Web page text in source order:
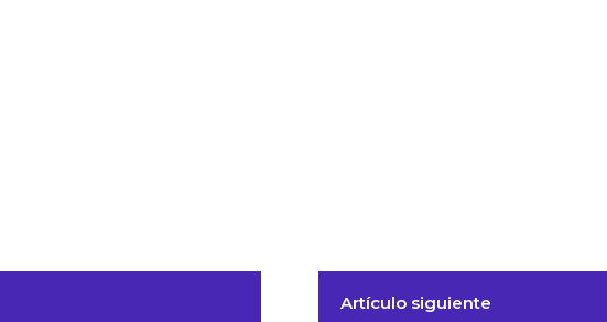
Artículo siguiente